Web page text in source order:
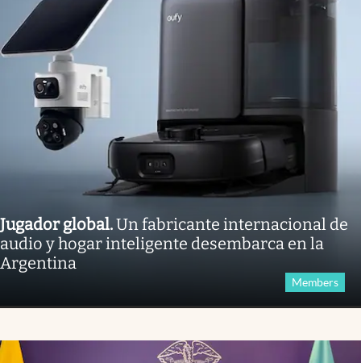
Jugador global.Un fabricante internacional de
audio y hogar inteligente desembarca en la
Argentina
Members